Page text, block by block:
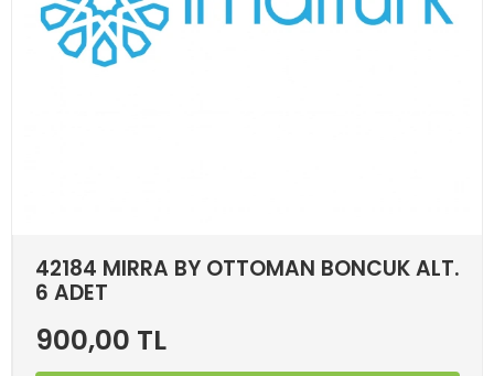
42184 MIRRA BY OTTOMAN BONCUK ALT.
6 ADET
900,00 TL